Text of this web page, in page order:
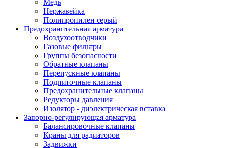
Медь
Нержавейка
Полипропилен серый
Предохранительная арматура
Воздухоотводчики
Газовые фильтры
Группы безопасности
Обратные клапаны
Перепускные клапаны
Подпиточные клапаны
Предохранительные клапаны
Редукторы давления
Изолятор - диэлектрическая вставка
Запорно-регулирующая арматура
Балансировочные клапаны
Краны для радиаторов
Задвижки